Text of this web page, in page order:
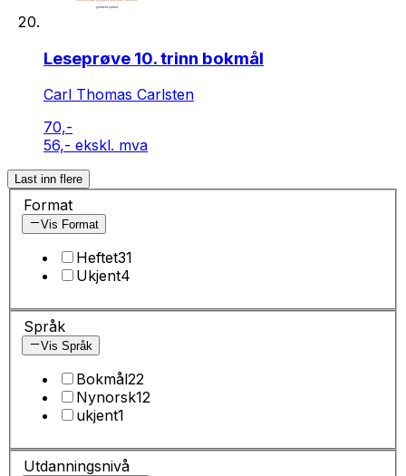
Leseprøve 10. trinn bokmål
Carl Thomas Carlsten
70,-
56,- ekskl. mva
Last inn flere
Format
Vis Format
Heftet31
Ukjent4
Språk
Vis Språk
Bokmål22
Nynorsk12
ukjent1
Utdanningsnivå